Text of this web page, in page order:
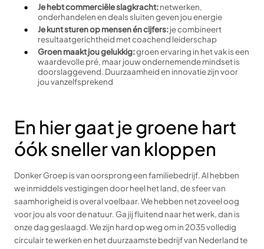
Je hebt commerciële slagkracht:netwerken,
onderhandelen en deals sluiten geven jou energie
Je kunt sturen op mensen én cijfers:je combineert
resultaatgerichtheid met coachend leiderschap
Groen maakt jou gelukkig:groen ervaring in het vak is een
waardevolle pré, maar jouw ondernemende mindset is
doorslaggevend. Duurzaamheid en innovatie zijn voor
jou vanzelfsprekend
En hier gaat je groene hart
óók sneller van kloppen
Donker Groep is van oorsprong een familiebedrijf. Al hebben
we inmiddels vestigingen door heel het land, de sfeer van
saamhorigheid is overal voelbaar. We hebben net zoveel oog
voor jou als voor de natuur. Ga jij fluitend naar het werk, dan is
onze dag geslaagd. We zijn hard op weg om in 2035 volledig
circulair te werken en het duurzaamste bedrijf van Nederland te